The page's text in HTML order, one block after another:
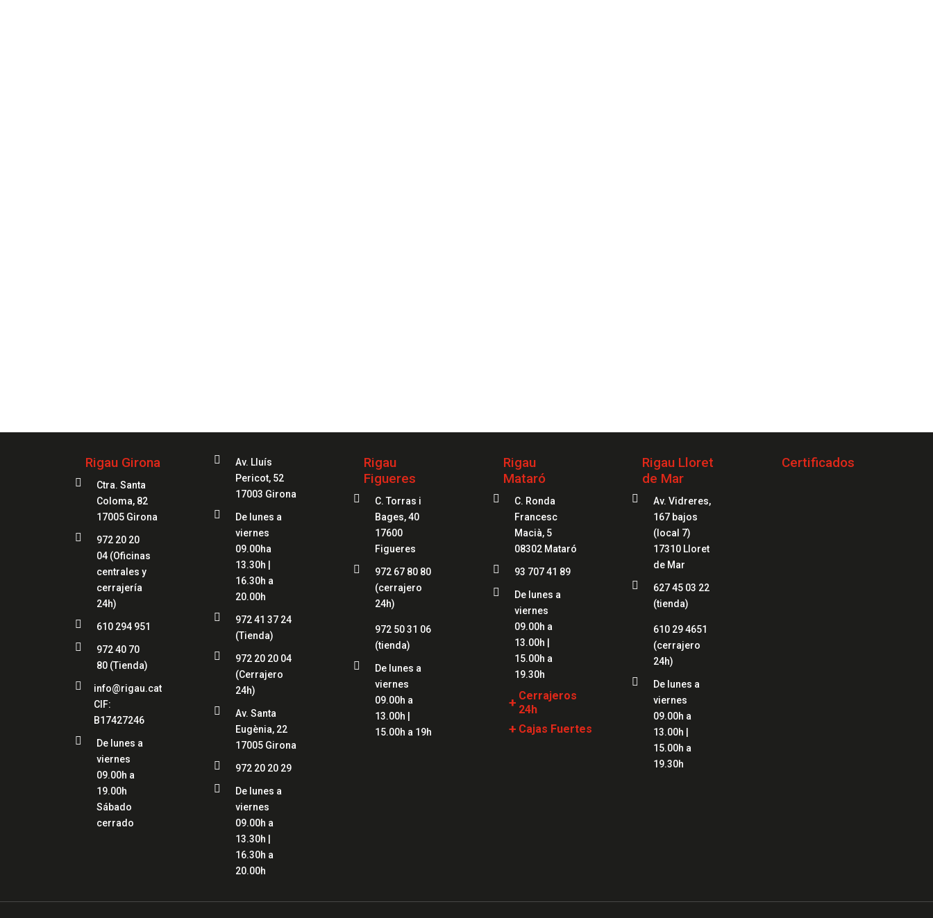
Rigau Girona

Ctra. Santa
Coloma, 82
17005 Girona

972 20 20
04 (Oficinas
centrales y
cerrajería
24h)
 610 294 951

972 40 70
80 (Tienda)

info@rigau.cat
CIF:
B17427246

De lunes a
viernes
09.00h a
19.00h
Sábado
cerrado

Av. Lluís
Pericot, 52
17003 Girona

De lunes a
viernes
09.00ha
13.30h |
16.30h a
20.00h

972 41 37 24
(Tienda)

972 20 20 04
(Cerrajero
24h)

Av. Santa
Eugènia, 22
17005 Girona
 972 20 20 29

De lunes a
viernes
09.00h a
13.30h |
16.30h a
20.00h
Rigau
Figueres

C. Torras i
Bages, 40
17600
Figueres

972 67 80 80
(cerrajero
24h)
972 50 31 06
(tienda)

De lunes a
viernes
09.00h a
13.00h |
15.00h a 19h
Rigau
Mataró

C. Ronda
Francesc
Macià, 5
08302 Mataró
 93 707 41 89

De lunes a
viernes
09.00h a
13.00h |
15.00h a
19.30h
+ Cerrajeros
24h
Cerrajeros
+ Cajas Fuertes
Lloret
Rigau Lloret
de Mar

Av. Vidreres,
167 bajos
(local 7)
17310 Lloret
de Mar

627 45 03 22
(tienda)
610 29 4651
(cerrajero
24h)

De lunes a
viernes
09.00h a
13.00h |
15.00h a
19.30h
Certificados